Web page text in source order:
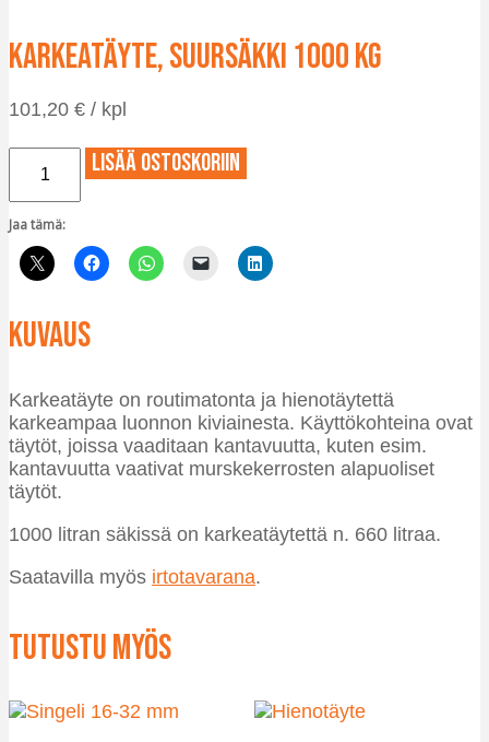
Karkeatäyte, suursäkki 1000 kg
101,20 € / kpl
Karkeatäyte,
suursäkki
1000
kg
määrä
Lisää ostoskoriin
Jaa tämä:
Kuvaus
Karkeatäyte on routimatonta ja hienotäytettä
karkeampaa luonnon kiviainesta. Käyttökohteina ovat
täytöt, joissa vaaditaan kantavuutta, kuten esim.
kantavuutta vaativat murskekerrosten alapuoliset
täytöt.
1000 litran säkissä on karkeatäytettä n. 660 litraa.
Saatavilla myös irtotavarana.
Tutustu myös